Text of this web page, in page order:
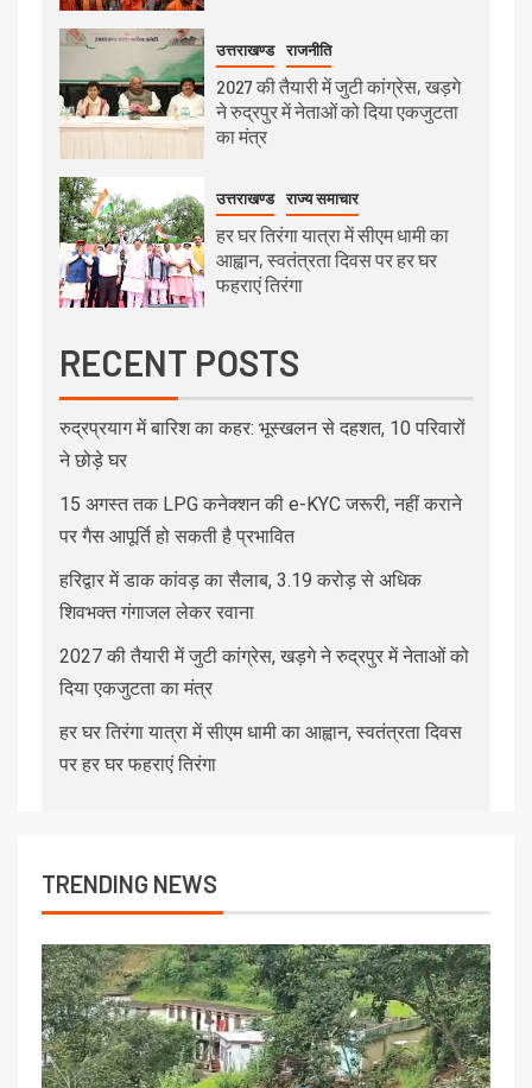
उत्तराखण्ड राजनीति
2027 की तैयारी में जुटी कांग्रेस, खड़गे
ने रुद्रपुर में नेताओं को दिया एकजुटता
का मंत्र
उत्तराखण्ड राज्य समाचार
हर घर तिरंगा यात्रा में सीएम धामी का
आह्वान, स्वतंत्रता दिवस पर हर घर
फहराएं तिरंगा
RECENT POSTS
रुद्रप्रयाग में बारिश का कहर: भूस्खलन से दहशत, 10 परिवारों
ने छोड़े घर
15 अगस्त तक LPG कनेक्शन की e-KYC जरूरी, नहीं कराने
पर गैस आपूर्ति हो सकती है प्रभावित
हरिद्वार में डाक कांवड़ का सैलाब, 3.19 करोड़ से अधिक
शिवभक्त गंगाजल लेकर रवाना
2027 की तैयारी में जुटी कांग्रेस, खड़गे ने रुद्रपुर में नेताओं को
दिया एकजुटता का मंत्र
हर घर तिरंगा यात्रा में सीएम धामी का आह्वान, स्वतंत्रता दिवस
पर हर घर फहराएं तिरंगा
TRENDING NEWS